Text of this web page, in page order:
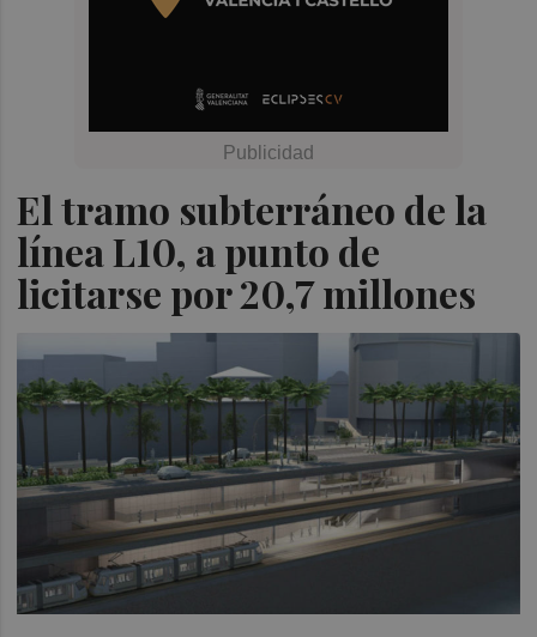
El tramo subterráneo de la
línea L10, a punto de
licitarse por 20,7 millones